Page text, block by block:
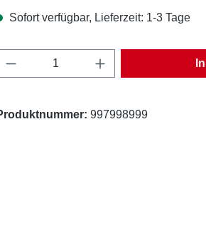
Sofort verfügbar, Lieferzeit: 1-3 Tage
Produkt Anzahl: Gib den
997998999